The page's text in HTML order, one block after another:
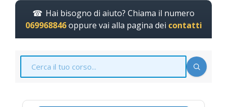
Hai bisogno di aiuto? Chiama il numero
069968846oppure vai alla pagina dei contatti